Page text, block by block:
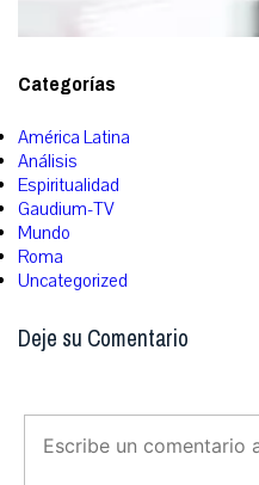
Categorías
América Latina
Análisis
Espiritualidad
Gaudium-TV
Mundo
Roma
Uncategorized
Deje su Comentario